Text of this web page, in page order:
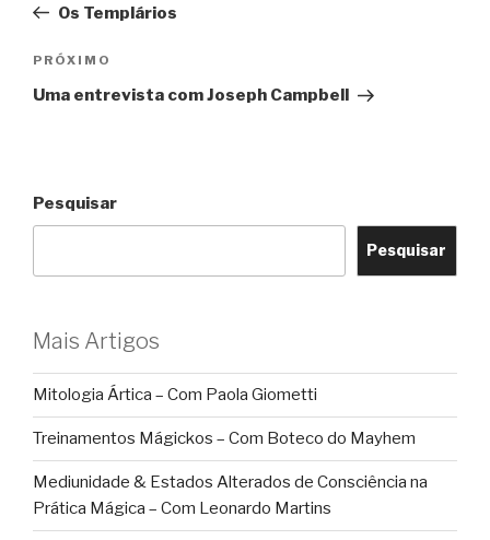
Post
anterior
Os Templários
Próximo
post
PRÓXIMO
Uma entrevista com Joseph Campbell
Pesquisar
Pesquisar
Mais Artigos
Mitologia Ártica – Com Paola Giometti
Treinamentos Mágickos – Com Boteco do Mayhem
Mediunidade & Estados Alterados de Consciência na
Prática Mágica – Com Leonardo Martins